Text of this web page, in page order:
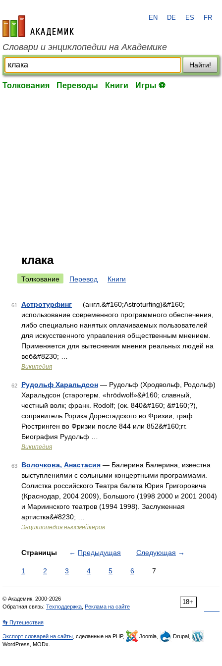
academic.ru
EN DE ES FR
Словари и энциклопедии на Академике
Найти!
Толкования Переводы Книги Игры ⚽
клака
Толкование Перевод Книги
61 Астротурфинг — (англ.&#160;Astroturfing)&#160;
использование современного программного обеспечения,
либо специально нанятых оплачиваемых пользователей
для искусственного управления общественным мнением.
Применяется для вытеснения мнения реальных людей на
веб&#8230; …
Википедия
62 Рудольф Харальдсон — Рудольф (Хродвольф, Родольф)
Харальдсон (старогерм. «hrōdwolf»&#160; славный,
честный волк; франк. Rodolf; (ок. 840&#160; &#160;?),
соправитель Рорика Дорестадского во Фризии, граф
Рюстринген во Фризии после 844 или 852&#160;гг.
Биография Рудольф …
Википедия
63 Волочкова, Анастасия — Балерина Балерина, известна
выступлениями с сольными концертными программами.
Солистка российского Театра балета Юрия Григоровича
(Краснодар, 2004 2009), Большого (1998 2000 и 2001 2004)
и Мариинского театров (1994 1998). Заслуженная
артистка&#8230; …
Энциклопедия ньюсмейкеров
Страницы ← Предыдущая Следующая →
1 2 3 4 5 6 7
18+
© Академик, 2000-2026
Обратная связь: Техподдержка Реклама на сайте
👣 Путешествия
Экспорт словарей на сайты , сделанные на PHP, Joomla,
Drupal,
WordPress, MODx.